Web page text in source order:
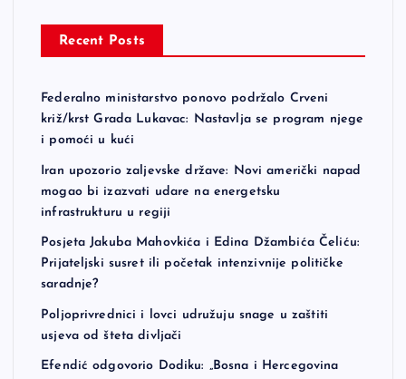
Recent Posts
Federalno ministarstvo ponovo podržalo Crveni
križ/krst Grada Lukavac: Nastavlja se program njege
i pomoći u kući
Iran upozorio zaljevske države: Novi američki napad
mogao bi izazvati udare na energetsku
infrastrukturu u regiji
Posjeta Jakuba Mahovkića i Edina Džambića Čeliću:
Prijateljski susret ili početak intenzivnije političke
saradnje?
Poljoprivrednici i lovci udružuju snage u zaštiti
usjeva od šteta divljači
Efendić odgovorio Dodiku: „Bosna i Hercegovina